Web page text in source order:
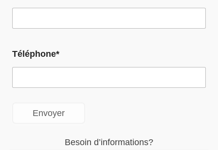
Téléphone*
Besoin d’informations?